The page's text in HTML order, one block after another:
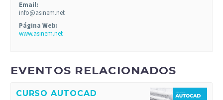
Email:
info@asinem.net
Página Web:
www.asinem.net
EVENTOS RELACIONADOS
CURSO AUTOCAD